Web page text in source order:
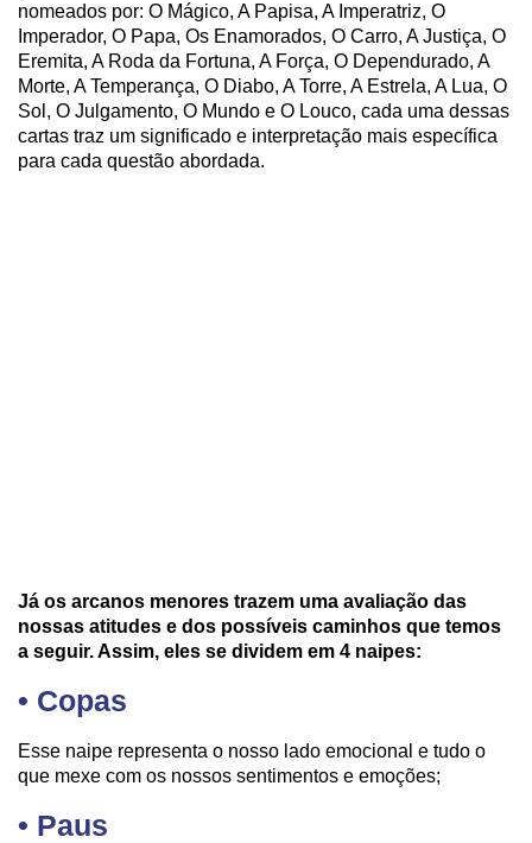
nomeados por: O Mágico, A Papisa, A Imperatriz, O
Imperador, O Papa, Os Enamorados, O Carro, A Justiça, O
Eremita, A Roda da Fortuna, A Força, O Dependurado, A
Morte, A Temperança, O Diabo, A Torre, A Estrela, A Lua, O
Sol, O Julgamento, O Mundo e O Louco, cada uma dessas
cartas traz um significado e interpretação mais específica
para cada questão abordada.
Já os arcanos menores trazem uma avaliação das
nossas atitudes e dos possíveis caminhos que temos
a seguir. Assim, eles se dividem em 4 naipes:
• Copas
Esse naipe representa o nosso lado emocional e tudo o
que mexe com os nossos sentimentos e emoções;
• Paus